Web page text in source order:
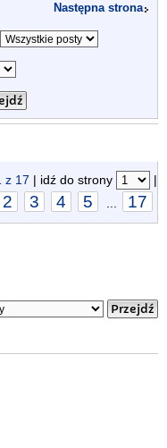
Następna strona
z 17 | idź do strony |
2 3 4 5 ... 17